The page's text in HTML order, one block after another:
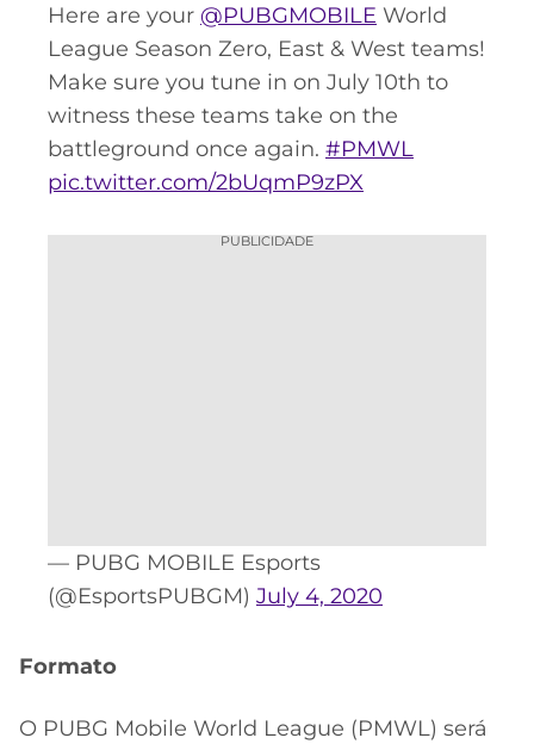
Here are your @PUBGMOBILE World
League Season Zero, East & West teams!
Make sure you tune in on July 10th to
witness these teams take on the
battleground once again. #PMWL
pic.twitter.com/2bUqmP9zPX
PUBLICIDADE
— PUBG MOBILE Esports
(@EsportsPUBGM) July 4, 2020
Formato
O PUBG Mobile World League (PMWL) será